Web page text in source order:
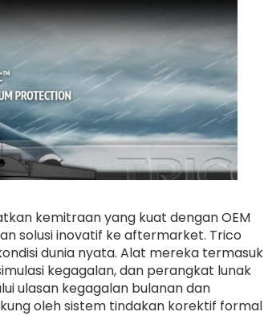
kemitraan yang kuat dengan OEM
solusi inovatif ke aftermarket. Trico
dunia nyata. Alat mereka termasuk
kegagalan, dan perangkat lunak
ulasan kegagalan bulanan dan
oleh sistem tindakan korektif formal